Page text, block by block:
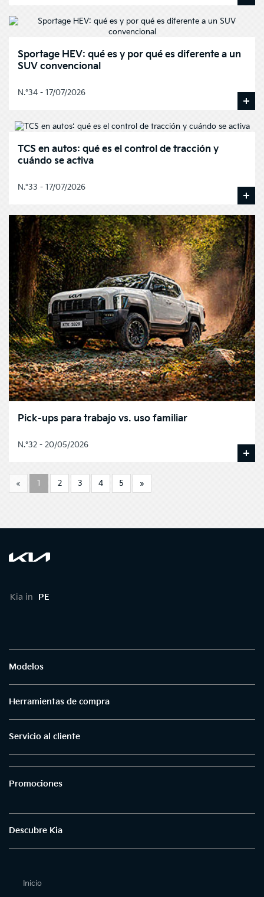
Sportage HEV: qué es y por qué es diferente a un
SUV convencional
N.°34 - 17/07/2026
TCS en autos: qué es el control de tracción y
cuándo se activa
N.°33 - 17/07/2026
Pick-ups para trabajo vs. uso familiar
N.°32 - 20/05/2026
« 1 2 3 4 5 »
Kia in PE
Modelos
Herramientas de compra
Servicio al cliente
Promociones
Descubre Kia
Inicio